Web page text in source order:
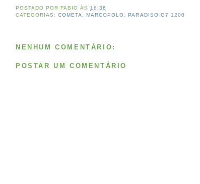
POSTADO PORFABIO ÀS16:36
CATEGORIAS:COMETA,MARCOPOLO,PARADISO G7 1200
NENHUM COMENTÁRIO:
POSTAR UM COMENTÁRIO